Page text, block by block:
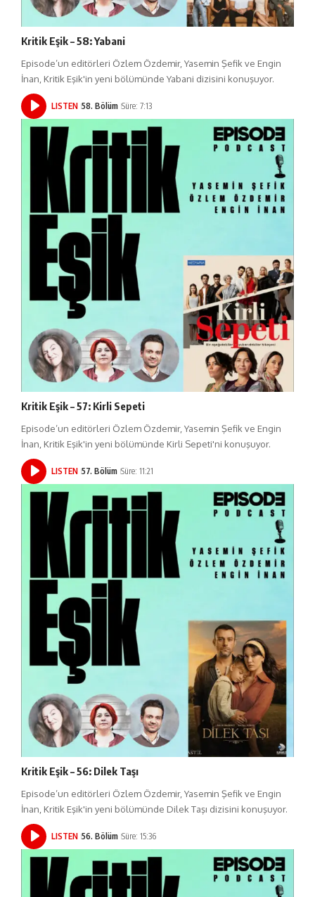
Kritik Eşik – 58: Yabani
Episode’un editörleri Özlem Özdemir, Yasemin Şefik ve Engin
İnan, Kritik Eşik'in yeni bölümünde Yabani dizisini konuşuyor.
LISTEN 58. Bölüm Süre: 7:13
Kritik Eşik – 57: Kirli Sepeti
Episode’un editörleri Özlem Özdemir, Yasemin Şefik ve Engin
İnan, Kritik Eşik'in yeni bölümünde Kirli Sepeti'ni konuşuyor.
LISTEN 57. Bölüm Süre: 11:21
Kritik Eşik – 56: Dilek Taşı
Episode’un editörleri Özlem Özdemir, Yasemin Şefik ve Engin
İnan, Kritik Eşik'in yeni bölümünde Dilek Taşı dizisini konuşuyor.
LISTEN 56. Bölüm Süre: 15:36